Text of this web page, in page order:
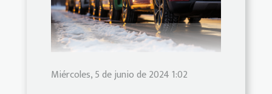
Miércoles, 5 de junio de 2024 1:02